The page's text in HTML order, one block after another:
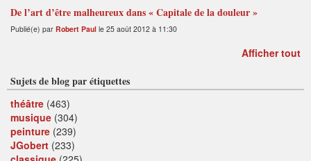
De l’art d’être malheureux dans « Capitale de la douleur »
Publié(e) par Robert Paul le 25 août 2012 à 11:30
Afficher tout
Sujets de blog par étiquettes
théâtre (463)
musique (304)
peinture (239)
JGobert (233)